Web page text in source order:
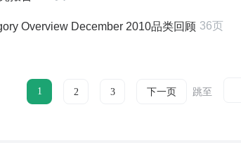
Overview December 2010品类回顾 36页
1 2 3 下一页 跳至